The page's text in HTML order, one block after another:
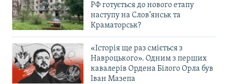
РФ готується до нового етапу
наступу на Слов’янськ та
Краматорськ?
«Історія ще раз сміється з
Навроцького». Одним з перших
кавалерів Ордена Білого Орла був
Іван Мазепа